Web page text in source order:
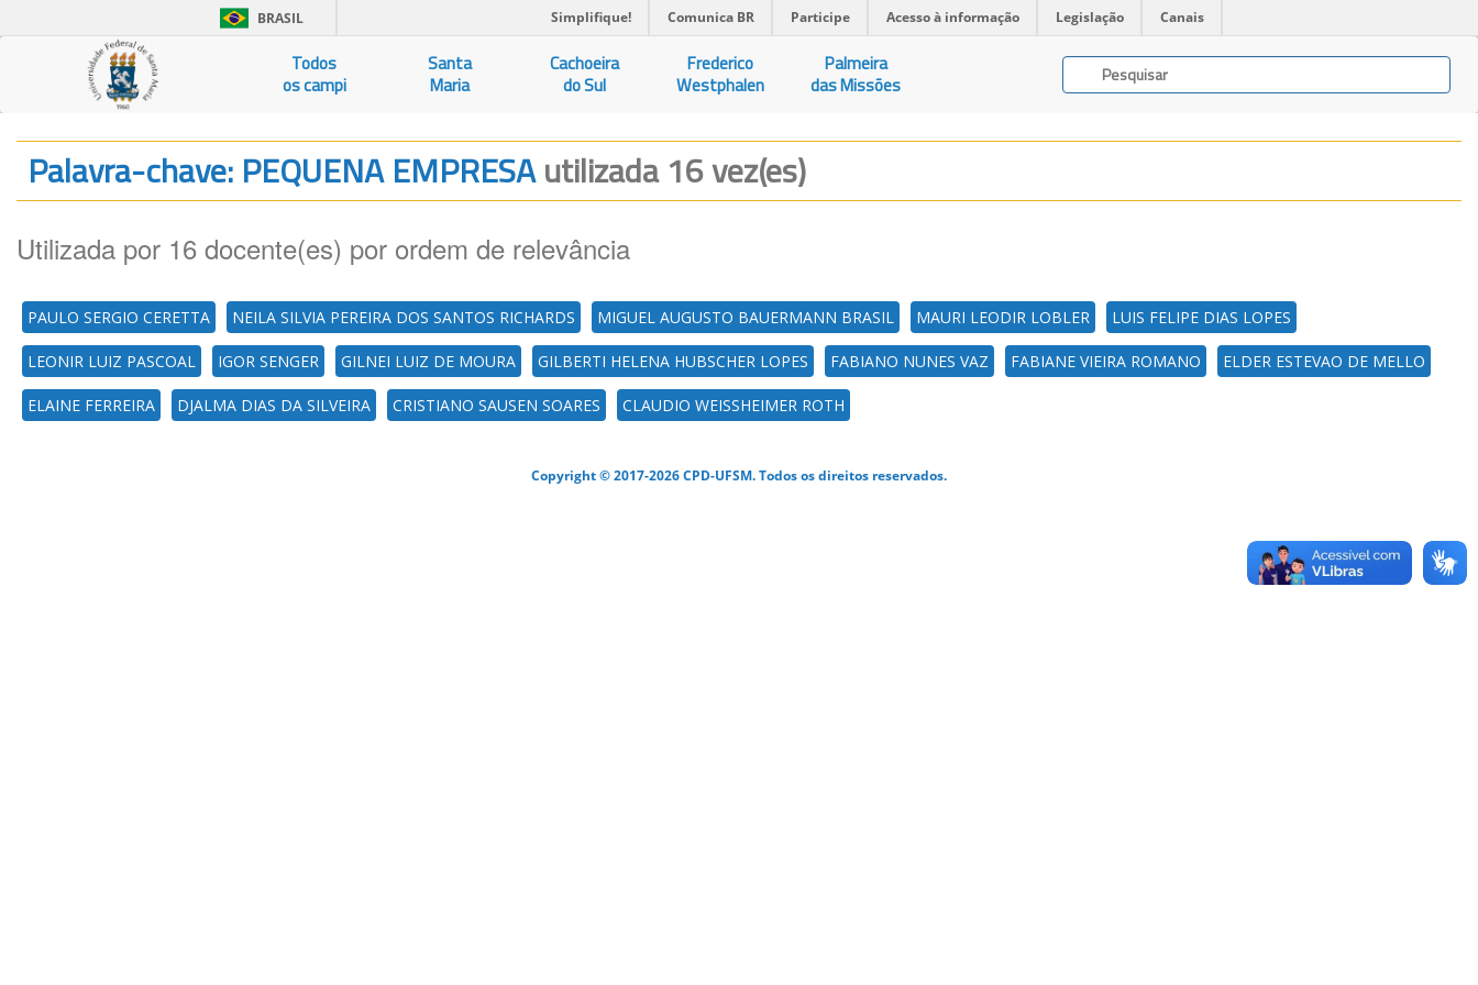
BRASIL Simplifique! Comunica BR Participe Acesso à informação Legislação Canais
Todos
os campi
Santa
Maria
Cachoeira
do Sul
Frederico
Westphalen
Palmeira
das Missões
Palavra-chave: PEQUENA EMPRESAutilizada 16 vez(es)
Utilizada por 16 docente(es) por ordem de relevância
PAULO SERGIO CERETTA NEILA SILVIA PEREIRA DOS SANTOS RICHARDS MIGUEL AUGUSTO BAUERMANN BRASIL MAURI LEODIR LOBLER LUIS FELIPE DIAS LOPES
LEONIR LUIZ PASCOAL IGOR SENGER GILNEI LUIZ DE MOURA GILBERTI HELENA HUBSCHER LOPES FABIANO NUNES VAZ FABIANE VIEIRA ROMANO ELDER ESTEVAO DE MELLO
ELAINE FERREIRA DJALMA DIAS DA SILVEIRA CRISTIANO SAUSEN SOARES CLAUDIO WEISSHEIMER ROTH
Copyright © 2017-2026 CPD-UFSM. Todos os direitos reservados.